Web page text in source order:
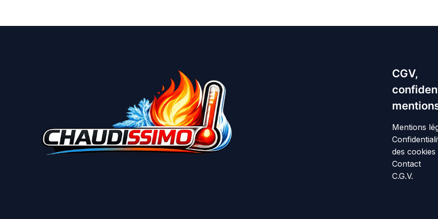
CGV,
Mentions
des cookies
Contact
C.G.V.